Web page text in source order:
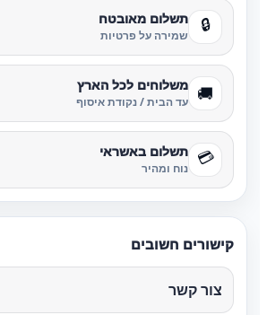
🔒 תשלום מאובטח
שמירה על פרטיות
🚚 משלוחים לכל הארץ
עד הבית / נקודת איסוף
💳 תשלום באשראי
נוח ומהיר
קישורים חשובים
צור קשר